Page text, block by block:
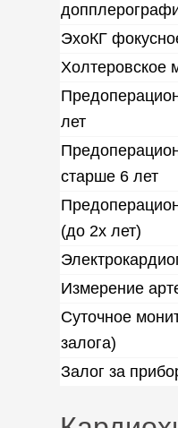
ЭхоКГ
Холтеровское
лет
старше 6 лет
(до 2х лет)
Измерение
Суточное
залога)
Залог за